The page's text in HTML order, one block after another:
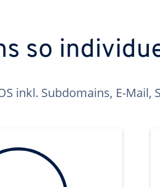
so
inkl. Subdomains, E-Mail,